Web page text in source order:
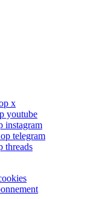
x
youtube
instagram
telegram
threads